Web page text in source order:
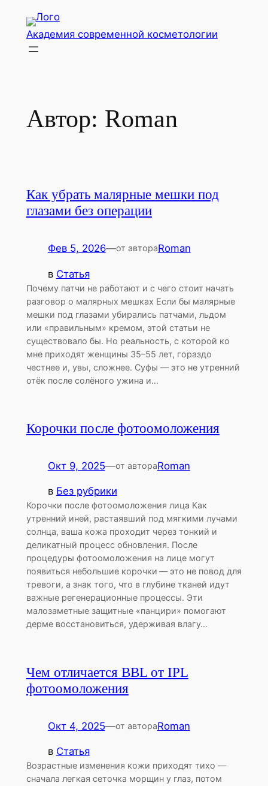
Перейти
содержимому
Академия современной косметологии
Автор: Roman
Как убрать малярные мешки под
глазами без операции
Фев 5, 2026—от автораRoman
в Статья
Почему патчи не работают и с чего стоит начать
разговор о малярных мешках Если бы малярные
мешки под глазами убирались патчами, льдом
или «правильным» кремом, этой статьи не
существовало бы. Но реальность, с которой ко
мне приходят женщины 35–55 лет, гораздо
честнее и, увы, сложнее. Суфы — это не утренний
отёк после солёного ужина и…
Корочки после фотоомоложения
Окт 9, 2025—от автораRoman
в Без рубрики
Корочки после фотоомоложения лица Как
утренний иней, растаявший под мягкими лучами
солнца, ваша кожа проходит через тонкий и
деликатный процесс обновления. После
процедуры фотоомоложения на лице могут
появиться небольшие корочки — это не повод для
тревоги, а знак того, что в глубине тканей идут
важные регенерационные процессы. Эти
малозаметные защитные «панцири» помогают
дерме восстановиться, удерживая влагу…
Чем отличается BBL от IPL
фотоомоложения
Окт 4, 2025—от автораRoman
в Статья
Возрастные изменения кожи приходят тихо —
сначала легкая сеточка морщин у глаз, потом